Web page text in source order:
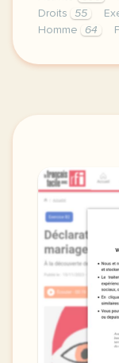
Droits
55
Homme
64
exercice